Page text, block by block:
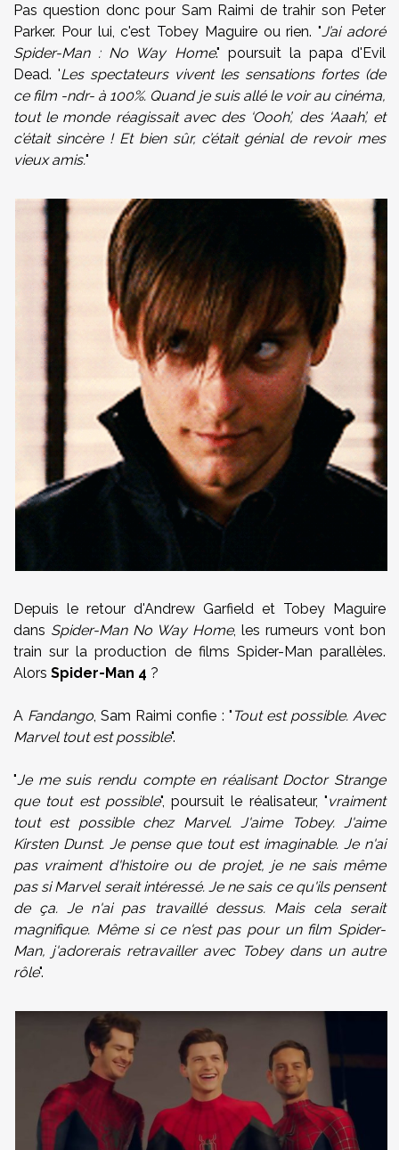
Pas question donc pour Sam Raimi de trahir son Peter
Parker. Pour lui, c'est Tobey Maguire ou rien. "J’ai adoré
Spider-Man : No Way Home." poursuit la papa d'Evil
Dead. 'Les spectateurs vivent les sensations fortes (de
ce film -ndr- à 100%. Quand je suis allé le voir au cinéma,
tout le monde réagissait avec des ‘Oooh’, des ‘Aaah’, et
c’était sincère ! Et bien sûr, c’était génial de revoir mes
vieux amis."
Depuis le retour d'Andrew Garfield et Tobey Maguire
dans Spider-Man No Way Home, les rumeurs vont bon
train sur la production de films Spider-Man parallèles.
Alors Spider-Man 4 ?
A Fandango, Sam Raimi confie : " Tout est possible. Avec
Marvel tout est possible".
"Je me suis rendu compte en réalisant Doctor Strange
que tout est possible", poursuit le réalisateur, "vraiment
tout est possible chez Marvel. J'aime Tobey. J'aime
Kirsten Dunst. Je pense que tout est imaginable. Je n'ai
pas vraiment d'histoire ou de projet, je ne sais même
pas si Marvel serait intéressé. Je ne sais ce qu'ils pensent
de ça. Je n'ai pas travaillé dessus. Mais cela serait
magnifique. Même si ce n'est pas pour un film Spider-
Man, j'adorerais retravailler avec Tobey dans un autre
rôle".